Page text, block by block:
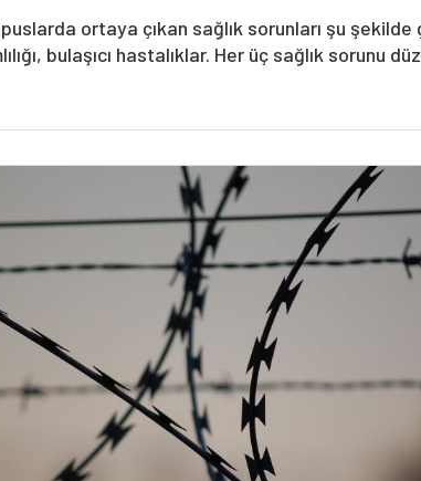
ortaya çıkan sağlık sorunları şu şekilde
bulaşıcı hastalıklar. Her üç sağlık sorunu